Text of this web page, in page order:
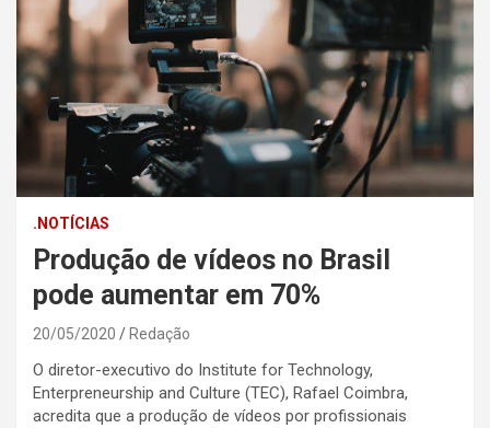
.NOTÍCIAS
Produção de vídeos no Brasil
pode aumentar em 70%
20/05/2020 Redação
O diretor-executivo do Institute for Technology,
Enterpreneurship and Culture (TEC), Rafael Coimbra,
acredita que a produção de vídeos por profissionais